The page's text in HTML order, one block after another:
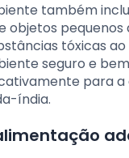
também
objetos pequenos
tóxicas
seguro e
para a
índia.